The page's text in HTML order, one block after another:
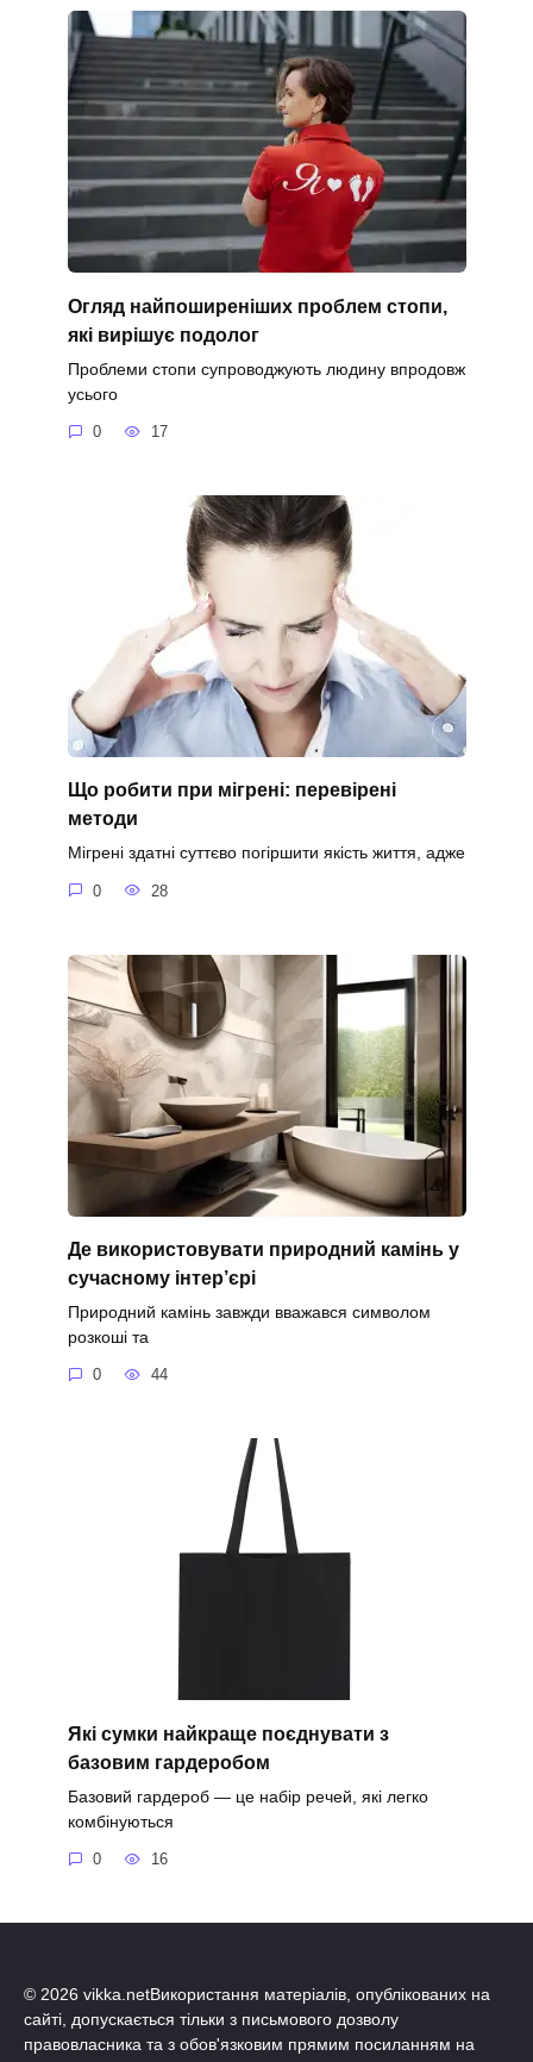
Огляд найпоширеніших проблем стопи,
які вирішує подолог
Проблеми стопи супроводжують людину впродовж
усього
0 17
Що робити при мігрені: перевірені
методи
Мігрені здатні суттєво погіршити якість життя, адже
0 28
Де використовувати природний камінь у
сучасному інтер’єрі
Природний камінь завжди вважався символом
розкоші та
0 44
Які сумки найкраще поєднувати з
базовим гардеробом
Базовий гардероб — це набір речей, які легко
комбінуються
0 16
© 2026 vikka.netВикористання матеріалів, опублікованих на
сайті, допускається тільки з письмового дозволу
правовласника та з обов'язковим прямим посиланням на